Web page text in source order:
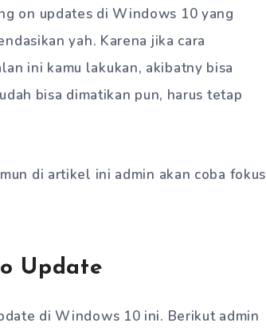
on updates di Windows 10 yang
yah. Karena jika cara
ini kamu lakukan, akibatny bisa
bisa dimatikan pun, harus tetap
di artikel ini admin akan coba fokus
Update
di Windows 10 ini. Berikut admin